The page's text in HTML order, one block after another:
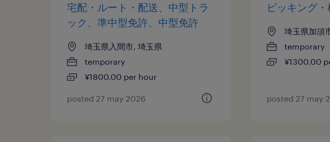
宅配・ルート・配送、中型トラ
ック、準中型免許、中型免許
埼玉県入間市, 埼玉県
temporary
¥1800.00 per hour
posted 27 may 2026
ピッキング
埼玉県加須
temporary
¥1300.00
posted 27 may